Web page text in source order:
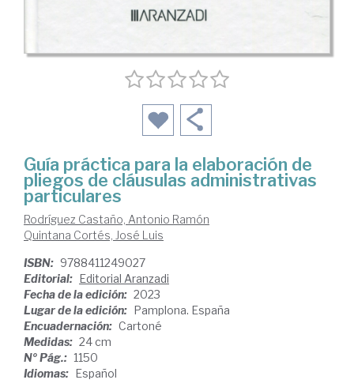
Guía práctica para la elaboración de
pliegos de cláusulas administrativas
particulares
Rodríguez Castaño, Antonio Ramón
Quintana Cortés, José Luis
ISBN: 9788411249027
Editorial: Editorial Aranzadi
Fecha de la edición: 2023
Lugar de la edición: Pamplona. España
Encuadernación: Cartoné
Medidas: 24 cm
Nº Pág.: 1150
Idiomas: Español